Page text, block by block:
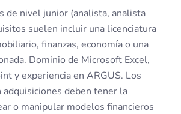
de nivel junior (analista, analista
suelen incluir una licenciatura
finanzas, economía o una
Dominio de Microsoft Excel,
y experiencia en ARGUS. Los
deben tener la
o manipular modelos financieros